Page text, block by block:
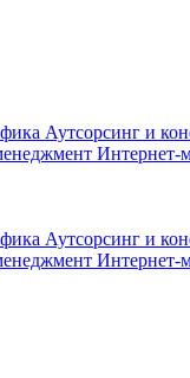
Аутсорсинг и
Интернет-
Аутсорсинг и
Интернет-